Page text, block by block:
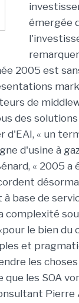
émergée
2005 est
de
des
d'EAI, « un
d'usine à
« 2005
base de
complexité
le bien du
et
les
les SOA